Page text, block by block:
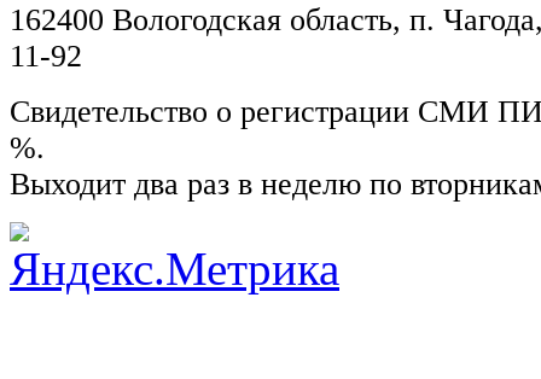
162400 Вологодская область, п.
11-92
Свидетельство о регистрации СМИ
%.
Выходит два раз в неделю по